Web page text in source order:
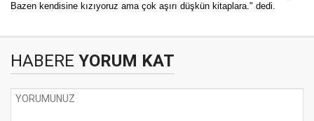
Bazen kendisine kızıyoruz ama çok aşırı düşkün kitaplara." dedi.
HABERE YORUM KAT